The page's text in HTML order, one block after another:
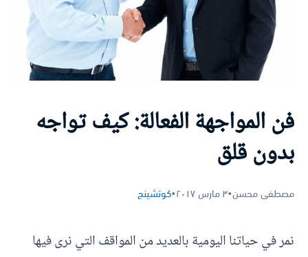
فن المواجهة الفعالة: كيف تواجه
بدون قلق
مصطفى محسن•٣ مارس ٢٠١٧ •كوتشينج
نمر في حياتنا اليومية بالعديد من المواقف التي نرى فيها